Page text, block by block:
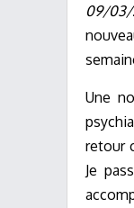
09/03/
Une
retour
Je